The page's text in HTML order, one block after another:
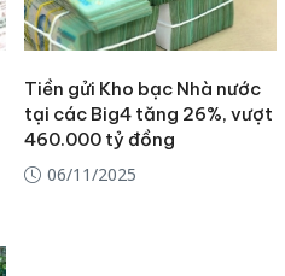
Tiền gửi Kho bạc Nhà nước
tại các Big4 tăng 26%, vượt
460.000 tỷ đồng
06/11/2025